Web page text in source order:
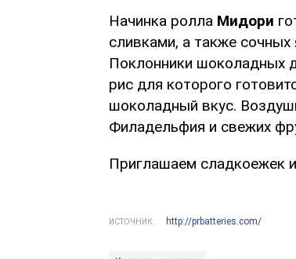
Начинка ролла Мидори
сливками, а также
Поклонники шоколадных
рис для которого
шоколадный вкус.
Филадельфия и свежих
Приглашаем сладкоежек
ИСТОЧНИК: http://prbatteries.com/